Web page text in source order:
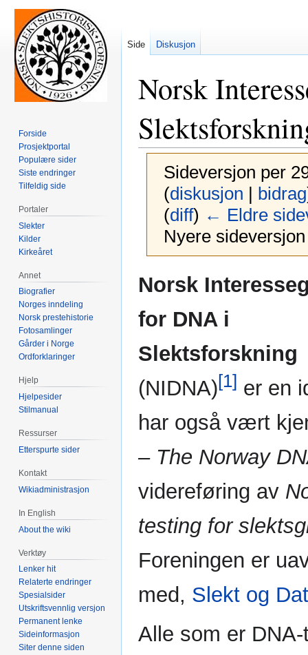
Norsk
Sideversjon per
(diskusjon | bidrag
(diff) ← Eldre
Nyere
tiltilNorsk
for DNA i
Slektsforskning
(NIDNA)[1] er en
har også vært
– The Norway
videreføring av
testing for
Foreningen er
med, Slekt og
Alle som er
Side Diskusjon
Forside
Prosjektportal
Populære sider
Siste endringer
Tilfeldig side
Portaler
Slekter
Kilder
Kirkeåret
Annet
Biografier
Norges inndeling
Norsk prestehistorie
Fotosamlinger
Gårder i Norge
Ordforklaringer
Hjelp
Hjelpesider
Stilmanual
Ressurser
Etterspurte sider
Kontakt
Wikiadministrasjon
In English
About the wiki
Verktøy
Lenker hit
Relaterte endringer
Spesialsider
Utskriftsvennlig versjon
Permanent lenke
Sideinformasjon
Siter denne siden